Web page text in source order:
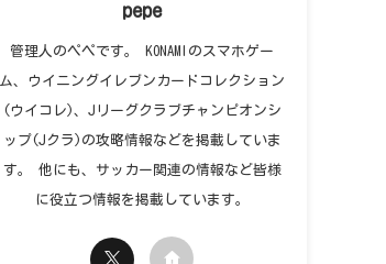
pepe
管理人のペペです。 KONAMIのスマホゲー
ム、ウイニングイレブンカードコレクション
(ウイコレ)、Jリーグクラブチャンピオンシ
ップ(Jクラ)の攻略情報などを掲載していま
す。 他にも、サッカー関連の情報など皆様
に役立つ情報を掲載しています。